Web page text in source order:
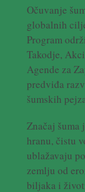
Očuvanje
globalnih
Program
Takodje,
Agende za
predviđa
šumskih
Značaj šuma
hranu, čistu
ublažavaju
zemlju od
biljaka i